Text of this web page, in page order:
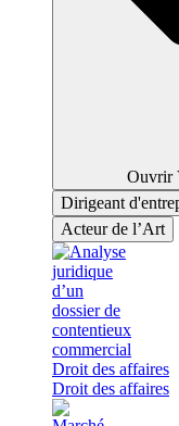
Ouvrir
Dirigeant
Acteur de l’Art
Droit des affaires
Droit des affaires